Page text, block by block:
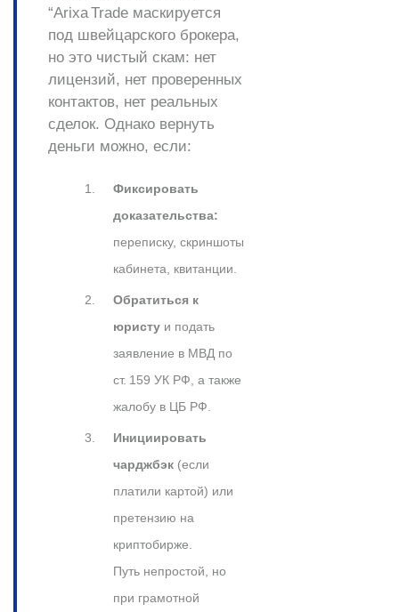
“Arixa Trade маскируется
под швейцарского брокера,
но это чистый скам: нет
лицензий, нет проверенных
контактов, нет реальных
сделок. Однако вернуть
деньги можно, если:
Фиксировать
доказательства:
переписку, скриншоты
кабинета, квитанции.
Обратиться к
юристу и подать
заявление в МВД по
ст. 159 УК РФ, а также
жалобу в ЦБ РФ.
Инициировать
чарджбэк (если
платили картой) или
претензию на
криптобирже.
Путь непростой, но
при грамотной